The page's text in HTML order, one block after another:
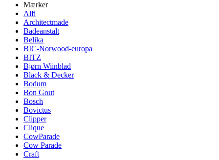
Mærker
Alfi
Architectmade
Badeanstalt
Belika
BIC-Norwood-europa
BITZ
Bjørn Wiinblad
Black & Decker
Bodum
Bon Gout
Bosch
Bovictus
Clipper
Clique
CowParade
Cow Parade
Craft